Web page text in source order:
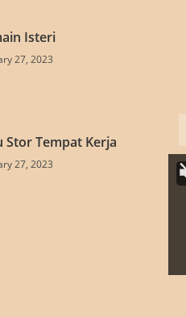
Isteri
27, 2023
Tempat Kerja
27, 2023